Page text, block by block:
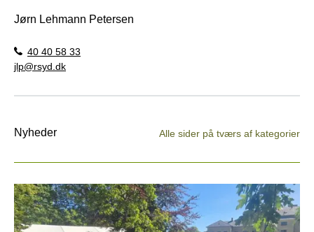
Jørn Lehmann Petersen
40 40 58 33
jlp@rsyd.dk
Nyheder Alle sider på tværs af kategorier